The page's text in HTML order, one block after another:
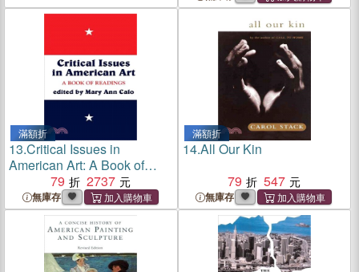
滿額折
13.Critical Issues in
American Art: A Book of
Readings
79 2737
無庫存
滿額折
14.All Our Kin
79
547
無庫存